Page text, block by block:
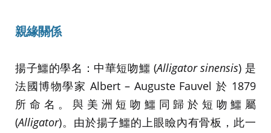
親緣關係
揚子鱷的學名：中華短吻鱷 (Alligator sinensis) 是
法國博物學家 Albert – Auguste Fauvel 於 1879
所命名。與美洲短吻鱷同歸於短吻鱷屬
(Alligator)。由於揚子鱷的上眼瞼內有骨板，此一